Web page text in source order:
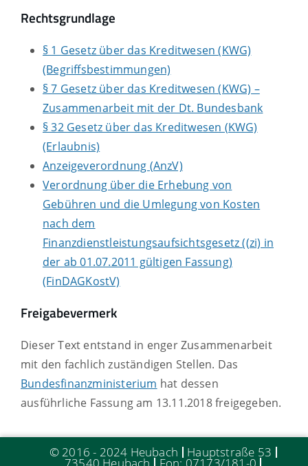
Rechtsgrundlage
§ 1 Gesetz über das Kreditwesen (KWG)
(Begriffsbestimmungen)
§ 7 Gesetz über das Kreditwesen (KWG) –
Zusammenarbeit mit der Dt. Bundesbank
§ 32 Gesetz über das Kreditwesen (KWG)
(Erlaubnis)
Anzeigeverordnung (AnzV)
Verordnung über die Erhebung von
Gebühren und die Umlegung von Kosten
nach dem
Finanzdienstleistungsaufsichtsgesetz ((zi) in
der ab 01.07.2011 gültigen Fassung)
(FinDAGKostV)
Freigabevermerk
Dieser Text entstand in enger Zusammenarbeit
mit den fachlich zuständigen Stellen. Das
Bundesfinanzministerium hat dessen
ausführliche Fassung am 13.11.2018 freigegeben.
© 2016 - 2024 Heubach Hauptstraße 53